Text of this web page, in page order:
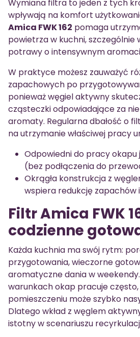
Wymiana filtra to jeden z tych
wpływają na komfort
Amica FWK 162 pomaga
powietrza w kuchni, szczególnie
potrawy o intensywnym
W praktyce możesz zauważyć
zapachowych po
ponieważ węgiel aktywny
cząsteczki odpowiadające za
aromaty. Regularna dbałość o
na utrzymanie właściwej pracy
Odpowiedni do pracy okapu
(bez podłączenia do
Okrągła konstrukcja z
wspiera redukcję zapachów
Filtr Amica FWK
codzienne
Każda kuchnia ma swój rytm:
przygotowania, wieczorne
aromatyczne dania w
warunkach okap pracuje
pomieszczeniu może szybko
Dlatego wkład z węglem
istotny w scenariuszu